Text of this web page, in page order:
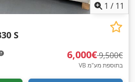
1 / 11
S
‏6,000 ‏€ ‏9,500 ‏€
VB בתוספת מע"מ